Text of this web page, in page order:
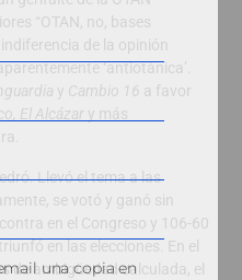
“OTAN, no, bases
de la opinión
‘antiotánica’.
y Cambio 16 a favor
El Alcázar y más
Llevó el tema a las
se votó y ganó sin
en el Congreso y 106-60
en las elecciones. En el
de ambigüedad calculada, el
una copia en